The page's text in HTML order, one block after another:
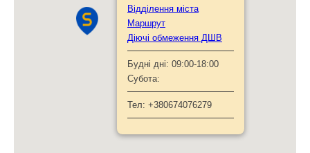
Відділення міста
Маршрут
Діючі обмеження ДШВ
Будні дні: 09:00-18:00
Субота:
Тел: +380674076279